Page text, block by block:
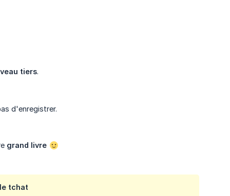
tiers.
d'enregistrer.
grand livre
tchat